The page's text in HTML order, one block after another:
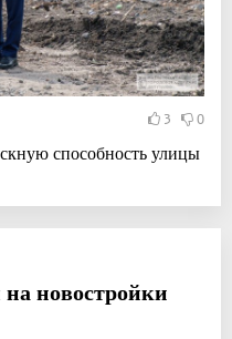
3 0
способность улицы
новостройки